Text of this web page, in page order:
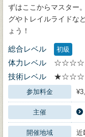
ずはここからマスター
グやトレイルライドな
ょう！
総合レベル 初級
体力レベル
技術レベル
参加料金
主催
開催地域 近